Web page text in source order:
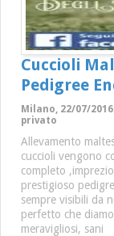
Cuccioli
Pedigree
Milano, 22/07/
privato
Allevamento
cuccioli vengono
completo
prestigioso
sempre visibili da
perfetto che
meravigliosi, sani